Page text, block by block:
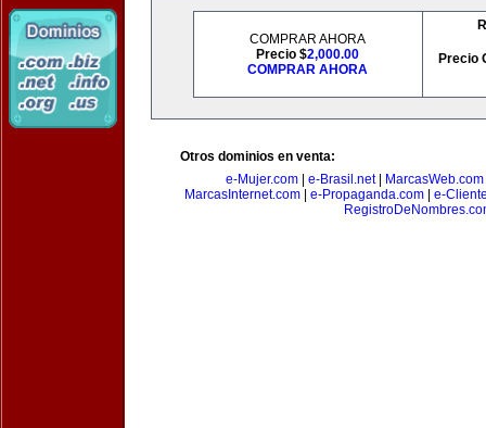
COMPRAR AHORA
Precio $2,000.00
COMPRAR AHORA
Precio
Otros dominios en venta:
e-Mujer.com| e-Brasil.net| MarcasWeb.com
MarcasInternet.com| e-Propaganda.com| e-